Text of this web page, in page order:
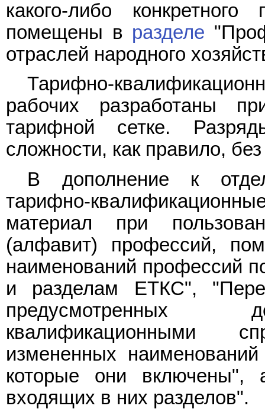
какого-либо
помещены в разделе
отраслей народного
Тарифно-
рабочих разработаны
тарифной сетке.
сложности, как правило,
В дополнение к
тарифно-
материал при
(алфавит) профессий,
наименований профессий
и разделам ЕТКС",
предусмотренных
квалификационными
измененных
которые они включены",
входящих в них разделов".